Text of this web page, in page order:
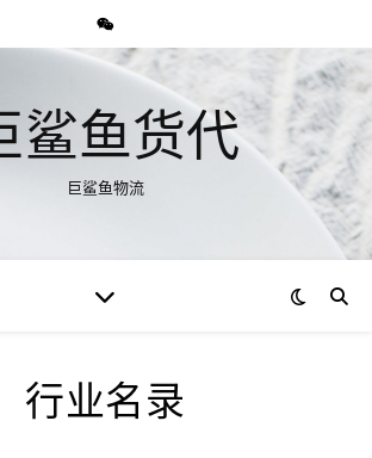
鲨鱼货代
巨鲨鱼物流
行业名录